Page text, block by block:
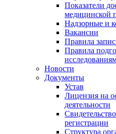
Показатели
медицинской
Надзорные и
Вакансии
Правила
Правила
Новости
Документы
Устав
Лицензия на
деятельности
регистрации
Структура